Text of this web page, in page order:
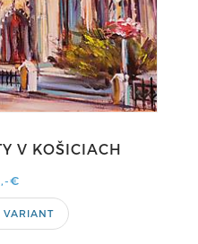
V KOŠICIACH
€